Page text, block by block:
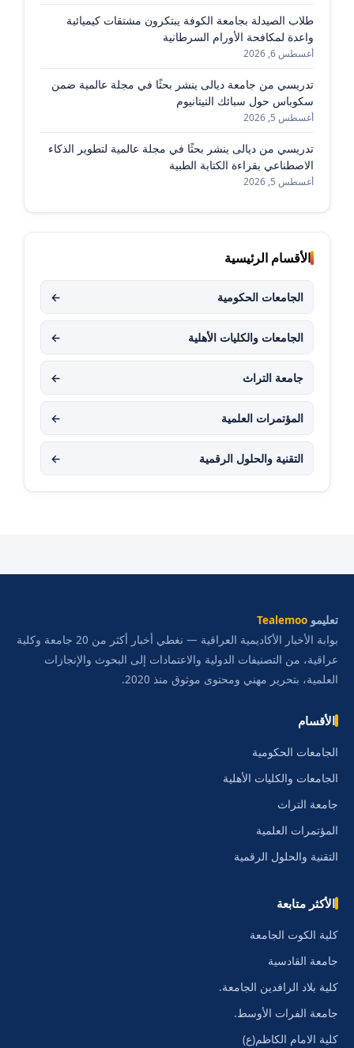
طلاب الصيدلة بجامعة الكوفة يبتكرون مشتقات كيميائية
واعدة لمكافحة الأورام السرطانية
أغسطس 6, 2026
تدريسي من جامعة ديالى ينشر بحثًا في مجلة عالمية ضمن
سكوباس حول سبائك التيتانيوم
أغسطس 5, 2026
تدريسي من ديالى ينشر بحثًا في مجلة عالمية لتطوير الذكاء
الاصطناعي بقراءة الكتابة الطبية
أغسطس 5, 2026
الأقسام الرئيسية
الجامعات الحكومية ←
الجامعات والكليات الأهلية ←
جامعة التراث ←
المؤتمرات العلمية ←
التقنية والحلول الرقمية ←
تعليمو Tealemoo
بوابة الأخبار الأكاديمية العراقية — نغطي أخبار أكثر من 20 جامعة وكلية
عراقية، من التصنيفات الدولية والاعتمادات إلى البحوث والإنجازات
العلمية، بتحرير مهني ومحتوى موثوق منذ 2020.
الأقسام
الجامعات الحكومية
الجامعات والكليات الأهلية
جامعة التراث
المؤتمرات العلمية
التقنية والحلول الرقمية
الأكثر متابعة
كلية الكوت الجامعة
جامعة القادسية
كلية بلاد الرافدين الجامعة.
جامعة الفرات الأوسط.
كلية الامام الكاظم(ع)